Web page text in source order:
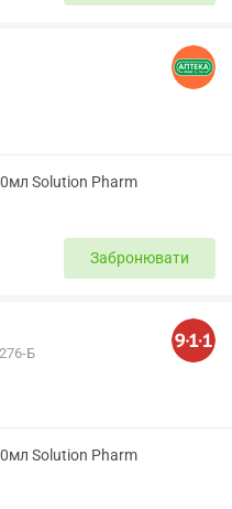
Solution Pharm
Забронювати
Б
Solution Pharm